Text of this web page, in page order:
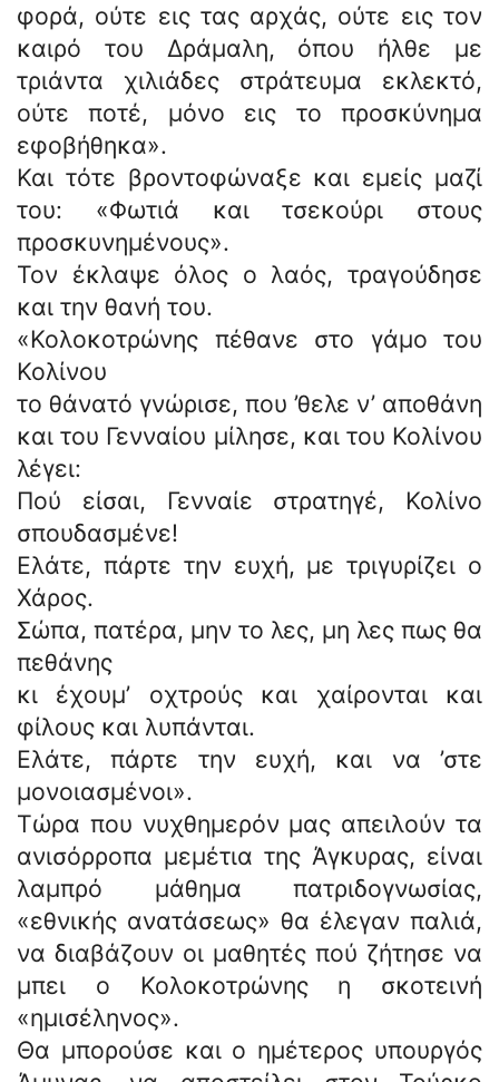
φορά, ούτε εις τας αρχάς, ούτε εις τον
καιρό του Δράμαλη, όπου ήλθε με
τριάντα χιλιάδες στράτευμα εκλεκτό,
ούτε ποτέ, μόνο εις το προσκύνημα
εφοβήθηκα».
Και τότε βροντοφώναξε και εμείς μαζί
του: «Φωτιά και τσεκούρι στους
προσκυνημένους».
Τον έκλαψε όλος ο λαός, τραγούδησε
και την θανή του.
«Κολοκοτρώνης πέθανε στο γάμο του
Κολίνου
το θάνατό γνώρισε, που ’θελε ν’ αποθάνη
και του Γενναίου μίλησε, και του Κολίνου
λέγει:
Πού είσαι, Γενναίε στρατηγέ, Κολίνο
σπουδασμένε!
Ελάτε, πάρτε την ευχή, με τριγυρίζει ο
Χάρος.
Σώπα, πατέρα, μην το λες, μη λες πως θα
πεθάνης
κι έχουμ’ οχτρούς και χαίρονται και
φίλους και λυπάνται.
Ελάτε, πάρτε την ευχή, και να ’στε
μονοιασμένοι».
Τώρα που νυχθημερόν μας απειλούν τα
ανισόρροπα μεμέτια της Άγκυρας, είναι
λαμπρό μάθημα πατριδογνωσίας,
«εθνικής ανατάσεως» θα έλεγαν παλιά,
να διαβάζουν οι μαθητές πού ζήτησε να
μπει ο Κολοκοτρώνης η σκοτεινή
«ημισέληνος».
Θα μπορούσε και ο ημέτερος υπουργός